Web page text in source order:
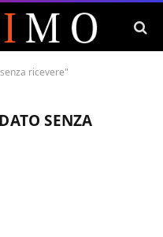
ricevere"
SENZA